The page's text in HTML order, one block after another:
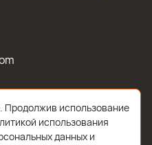
Белы Куна , д.2к1
использование
использования
данных и